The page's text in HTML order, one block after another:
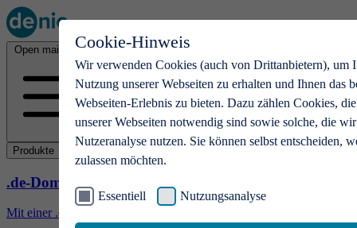
Cookie-Hinweis
Wir verwenden Cookies (auch von Drittanbietern), um
Nutzung unserer Webseiten zu erhalten und Ihnen das
Webseiten-Erlebnis zu bieten. Dazu zählen Cookies,
unserer Webseiten notwendig sind sowie solche, die
Nutzeranalyse nutzen. Sie können selbst entscheiden,
zulassen möchten.
Essentiell Nutzungsanalyse
Open main menu
Produkte
.de-Domains
Mit einer .de-Domain erhalten Ideen eine Bühne